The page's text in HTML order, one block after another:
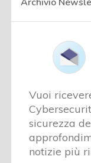
Vuoi
sicurezza
notizie più